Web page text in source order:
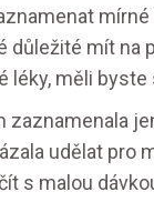
důležité mít na
léky, měli
zaznamenala
udělat pro
s malou